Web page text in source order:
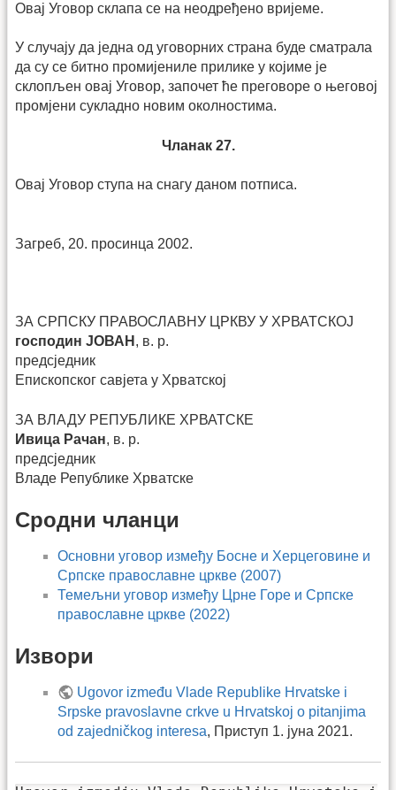
Овај Уговор склапа се на неодређено вријеме.
У случају да једна од уговорних страна буде сматрала
да су се битно промијениле прилике у којиме је
склопљен овај Уговор, започет ће преговоре о његовој
промјени сукладно новим околностима.
Чланак 27.
Овај Уговор ступа на снагу даном потписа.
Загреб, 20. просинца 2002.
ЗА СРПСКУ ПРАВОСЛАВНУ ЦРКВУ У ХРВАТСКОЈ
господин ЈОВАН , в. р.
предсједник
Епископског савјета у Хрватској
ЗА ВЛАДУ РЕПУБЛИКЕ ХРВАТСКЕ
Ивица Рачан, в. р.
предсједник
Владе Републике Хрватске
Сродни чланци
Основни уговор између Босне и Херцеговине и
Српске православне цркве (2007)
Темељни уговор између Црне Горе и Српске
православне цркве (2022)
Извори
Ugovor između Vlade Republike Hrvatske i
Srpske pravoslavne crkve u Hrvatskoj o pitanjima
od zajedničkog interesa, Приступ 1. јуна 2021.